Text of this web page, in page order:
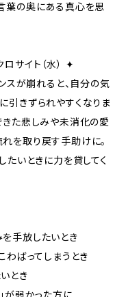
葉の奥にある真心を思
サイト（水） ✦
ンスが崩れると、自分の気
引きずられやすくなりま
きた悲しみや未消化の愛
を取り戻す手助けに。
たいときに力を貸してく
手放したいとき
わばってしまうとき
とき
が弱かった方に